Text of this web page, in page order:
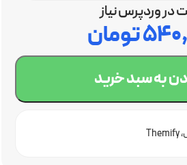
در وردپرس نیاز
تومان
به سبد خرید
Themify